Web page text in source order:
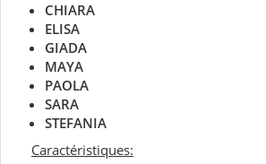
CHIARA
ELISA
GIADA
MAYA
PAOLA
SARA
STEFANIA
Caractéristiques: